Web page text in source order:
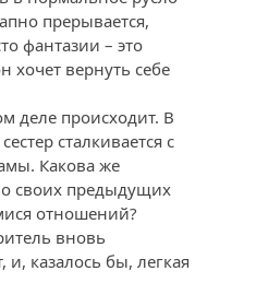
прерывается,
фантазии – это
хочет вернуть себе
деле происходит. В
сталкивается с
Какова же
своих предыдущих
отношений?
вновь
казалось бы, легкая